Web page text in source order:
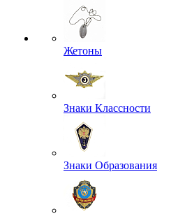
Жетоны
Знаки Классности
Знаки Образования